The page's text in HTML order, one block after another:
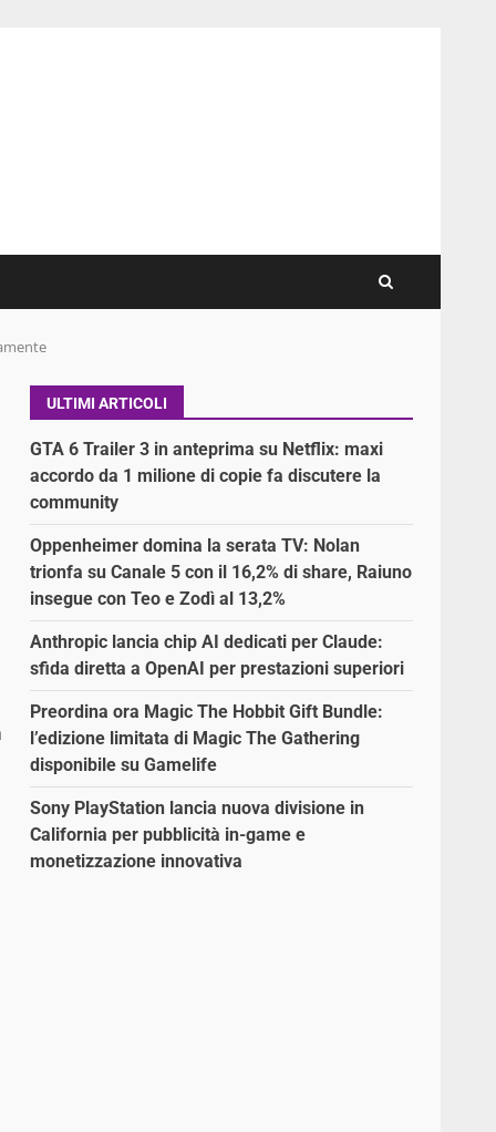
ULTIMI ARTICOLI
GTA 6 Trailer 3 in anteprima su Netflix: maxi
accordo da 1 milione di copie fa discutere la
community
Oppenheimer domina la serata TV: Nolan
trionfa su Canale 5 con il 16,2% di share, Raiuno
insegue con Teo e Zodì al 13,2%
Anthropic lancia chip AI dedicati per Claude:
sfida diretta a OpenAI per prestazioni superiori
Preordina ora Magic The Hobbit Gift Bundle:
l’edizione limitata di Magic The Gathering
disponibile su Gamelife
Sony PlayStation lancia nuova divisione in
California per pubblicità in-game e
monetizzazione innovativa